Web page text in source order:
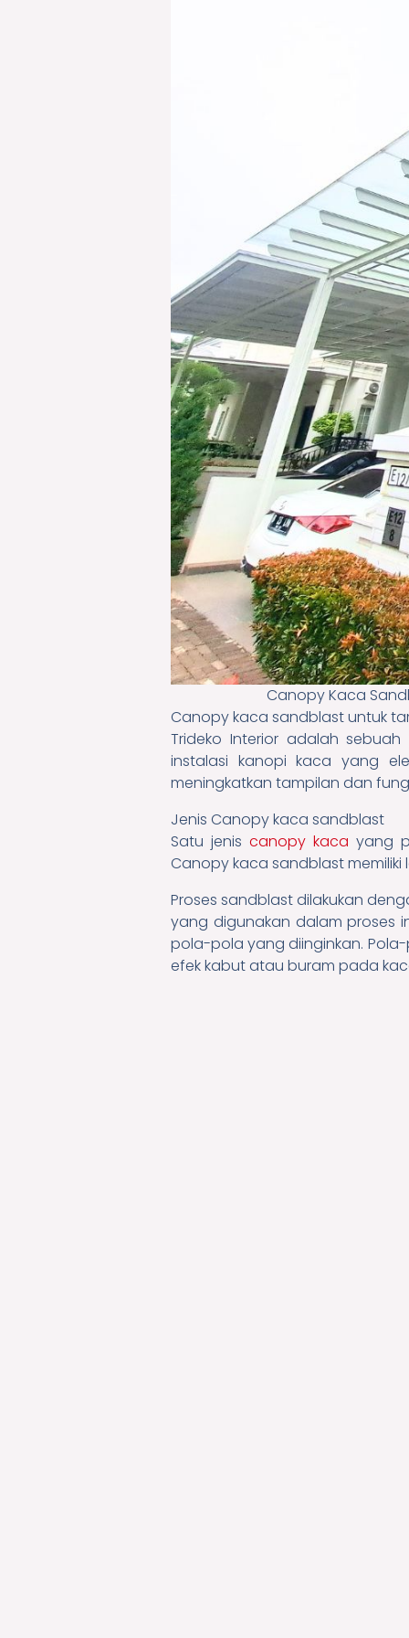
Canopy Kaca
Canopy kaca sandblast untuk
Trideko Interior adalah
instalasi kanopi kaca yang
meningkatkan tampilan dan
Jenis Canopy kaca sandblast
Satu jenis canopy kaca yang
Canopy kaca sandblast
Proses sandblast dilakukan
yang digunakan dalam proses
pola-pola yang diinginkan.
efek kabut atau buram pada